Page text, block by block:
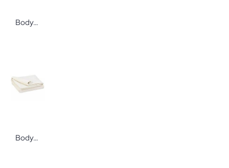
Bodynova Pilates Ring Ø 38cm
Bodynova Waffel-Piqué Baumwolldecke